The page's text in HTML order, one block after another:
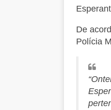
De
Polícia